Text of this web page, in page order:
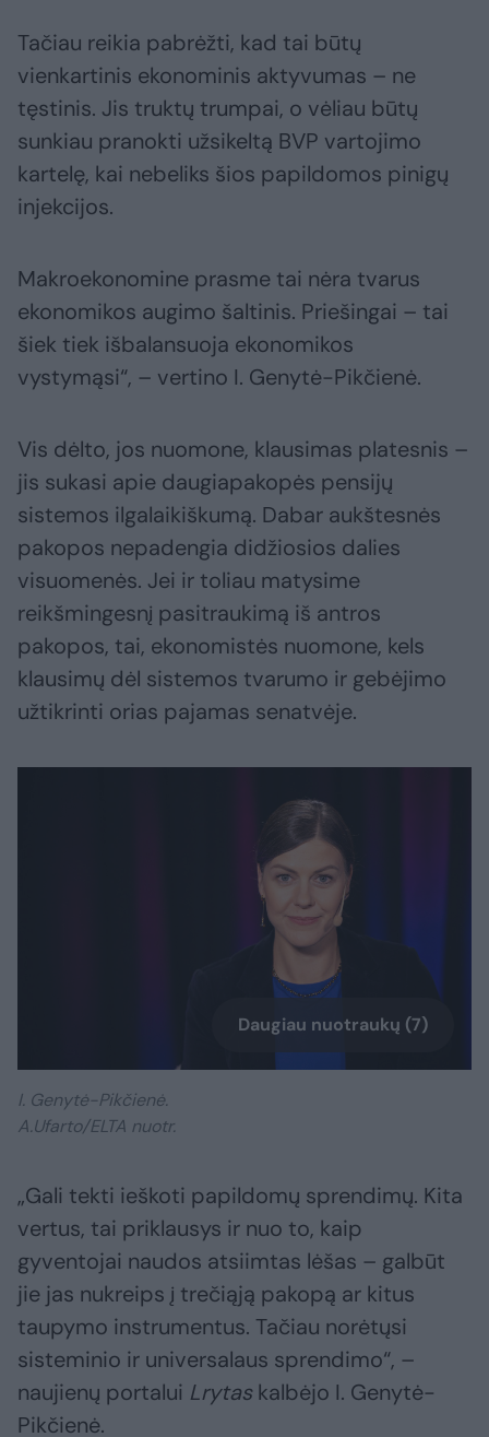
Tačiau reikia pabrėžti, kad tai būtų
vienkartinis ekonominis aktyvumas – ne
tęstinis. Jis truktų trumpai, o vėliau būtų
sunkiau pranokti užsikeltą BVP vartojimo
kartelę, kai nebeliks šios papildomos pinigų
injekcijos.
Makroekonomine prasme tai nėra tvarus
ekonomikos augimo šaltinis. Priešingai – tai
šiek tiek išbalansuoja ekonomikos
vystymąsi“, – vertino I. Genytė-Pikčienė.
Vis dėlto, jos nuomone, klausimas platesnis –
jis sukasi apie daugiapakopės pensijų
sistemos ilgalaikiškumą. Dabar aukštesnės
pakopos nepadengia didžiosios dalies
visuomenės. Jei ir toliau matysime
reikšmingesnį pasitraukimą iš antros
pakopos, tai, ekonomistės nuomone, kels
klausimų dėl sistemos tvarumo ir gebėjimo
užtikrinti orias pajamas senatvėje.
Daugiau nuotraukų (7)
I. Genytė-Pikčienė.
A.Ufarto/ELTA nuotr.
„Gali tekti ieškoti papildomų sprendimų. Kita
vertus, tai priklausys ir nuo to, kaip
gyventojai naudos atsiimtas lėšas – galbūt
jie jas nukreips į trečiąją pakopą ar kitus
taupymo instrumentus. Tačiau norėtųsi
sisteminio ir universalaus sprendimo“, –
naujienų portalui Lrytaskalbėjo I. Genytė-
Pikčienė.